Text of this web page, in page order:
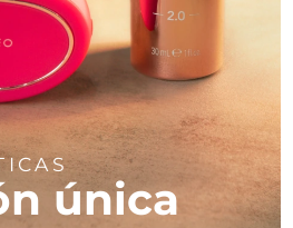
única